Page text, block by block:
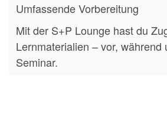
Umfassende Vorbereitung
Mit der S+P Lounge hast du
Lernmaterialien – vor, während
Seminar.